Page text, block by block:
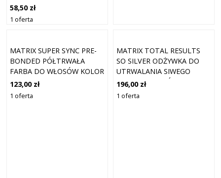
NIEPOSŁUSZNYCH I
PUSZĄCYCH SIĘ 300 ML
58,50 zł
1 oferta
MATRIX SUPER SYNC PRE-
BONDED PÓŁTRWAŁA
FARBA DO WŁOSÓW KOLOR
5VV FIOLETOWY
FIOLETOWY ŚREDNI BRĄZ
123,00 zł
1 oferta
MATRIX TOTAL RESULTS
SO SILVER ODŻYWKA DO
UTRWALANIA SIWEGO
KOLORU WŁOSÓW - 1000ML
196,00 zł
1 oferta